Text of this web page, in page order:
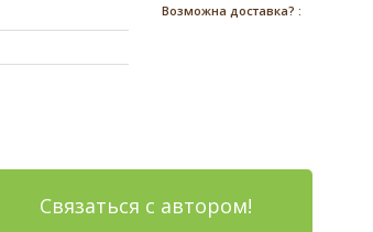
Возможна доставка? :
Связаться с автором!